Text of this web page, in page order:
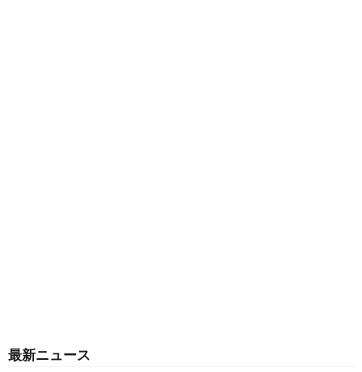
最新ニュース